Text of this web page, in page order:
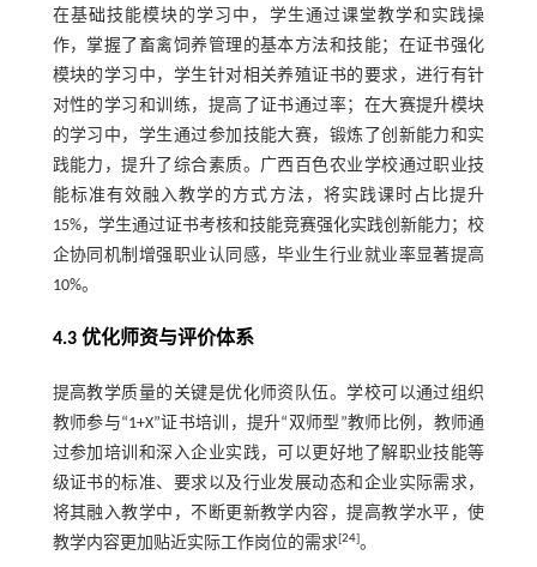
在基础技能模块的学习中，学生通过课堂教学和实践操
作，掌握了畜禽饲养管理的基本方法和技能；在证书强化
模块的学习中，学生针对相关养殖证书的要求，进行有针
对性的学习和训练，提高了证书通过率；在大赛提升模块
的学习中，学生通过参加技能大赛，锻炼了创新能力和实
践能力，提升了综合素质。广西百色农业学校通过职业技
能标准有效融入教学的方式方法，将实践课时占比提升
15%，学生通过证书考核和技能竞赛强化实践创新能力；校
企协同机制增强职业认同感，毕业生行业就业率显著提高
10%。
4.3 优化师资与评价体系
提高教学质量的关键是优化师资队伍。学校可以通过组织
教师参与“1+X”证书培训，提升“双师型”教师比例，教师通
过参加培训和深入企业实践，可以更好地了解职业技能等
级证书的标准、要求以及行业发展动态和企业实际需求，
将其融入教学中，不断更新教学内容，提高教学水平，使
教学内容更加贴近实际工作岗位的需求[24]。